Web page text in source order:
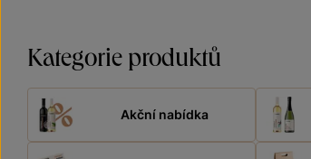
Kategorie produktů
Akční nabídka